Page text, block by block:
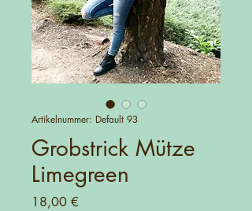
Artikelnummer: Default 93
Grobstrick Mütze
Limegreen
18,00 €